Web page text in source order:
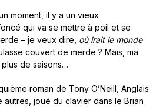
moment, il y a un vieux
qui va se mettre à poil et se
– je veux dire, où irait le monde
couvert de merde ? Mais, ma
de saisons…
roman de Tony O’Neill, Anglais
autres, joué du clavier dans le Brian